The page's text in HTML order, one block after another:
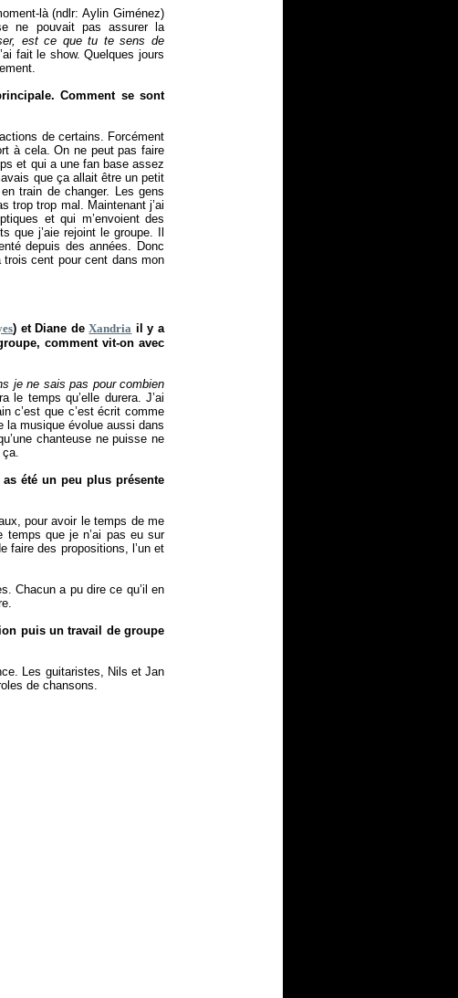
là (ndlr: Aylin Giménez)
ne pouvait pas assurer la
est ce que tu te sens de
fait le show. Quelques jours
Comment se sont
de certains. Forcément
à cela. On ne peut pas faire
et qui a une fan base assez
que ça allait être un petit
train de changer. Les gens
trop trop mal. Maintenant j’ai
et qui m’envoient des
que j’aie rejoint le groupe. Il
depuis des années. Donc
trois cent pour cent dans mon
) et Diane deXandria il y a
comment vit-on avec
je ne sais pas pour combien
le temps qu’elle durera. J’ai
c’est que c’est écrit comme
la musique évolue aussi dans
chanteuse ne puisse ne
ça.
été un peu plus présente
pour avoir le temps de me
temps que je n’ai pas eu sur
faire des propositions, l’un et
Chacun a pu dire ce qu’il en
puis un travail de groupe
Les guitaristes, Nils et Jan
de chansons.